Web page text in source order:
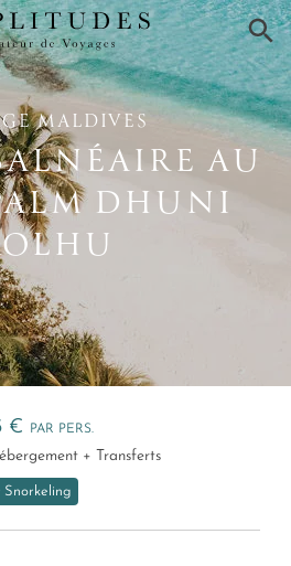
MALDIVES
AU
DHUNI
€ PAR PERS.
+ Transferts
Snorkeling